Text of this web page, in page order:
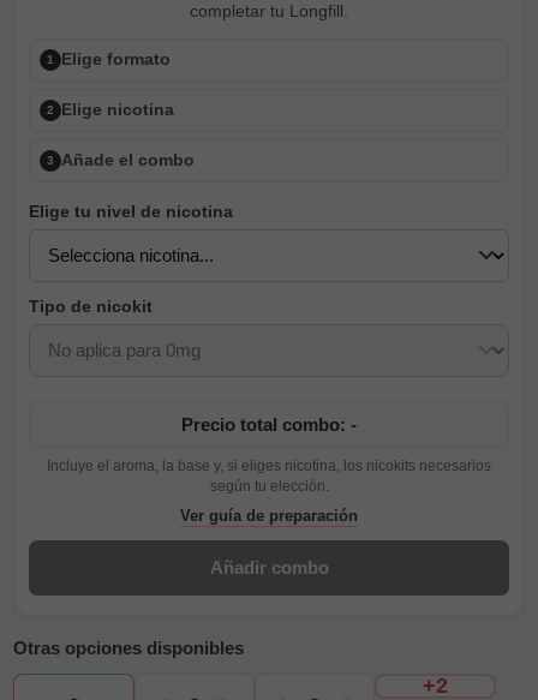
completar tu Longfill.
1 Elige formato
2 Elige nicotina
3 Añade el combo
Elige tu nivel de nicotina
Tipo de nicokit
Precio total combo: -
Incluye el aroma, la base y, si eliges nicotina, los nicokits necesarios
según tu elección.
Ver guía de preparación
Añadir combo
Otras opciones disponibles
+2